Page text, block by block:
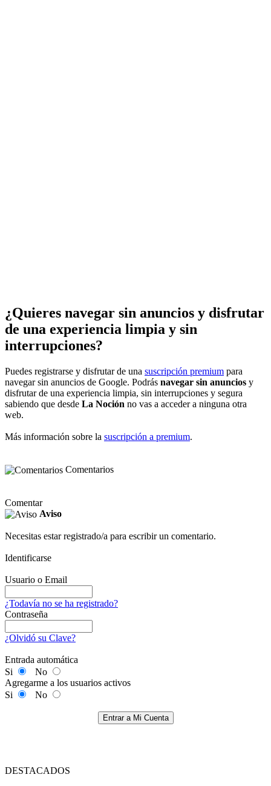
¿Quieres navegar sin anuncios y disfrutar
de una experiencia limpia y sin
interrupciones?
Puedes registrarse y disfrutar de una suscripción premium para
navegar sin anuncios de Google. Podrás navegar sin anuncios y
disfrutar de una experiencia limpia, sin interrupciones y segura
sabiendo que desde La Noción no vas a acceder a ninguna otra
web.
Más información sobre la suscripción a premium.
Comentarios
Comentar
Aviso
Necesitas estar registrado/a para escribir un comentario.
Identificarse
Usuario o Email
¿Todavía no se ha registrado?
Contraseña
¿Olvidó su Clave?
Entrada automática
Si
No
Agregarme a los usuarios activos
Si
No
Entrar a Mi Cuenta
DESTACADOS